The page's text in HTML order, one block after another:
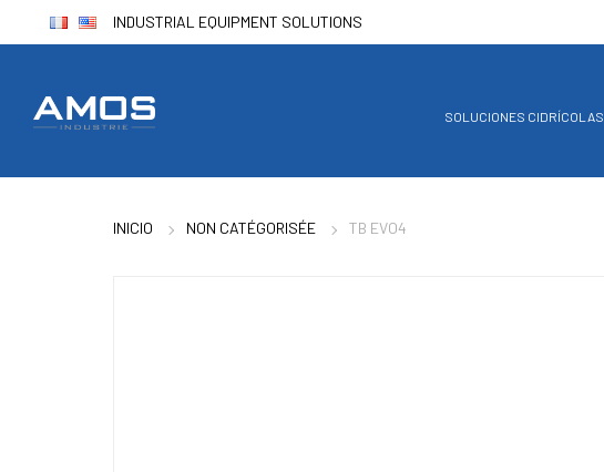
INDUSTRIAL EQUIPMENT SOLUTIONS
SOLUCIONES CIDRÍCOLAS
INICIO NON CATÉGORISÉE TB EVO4